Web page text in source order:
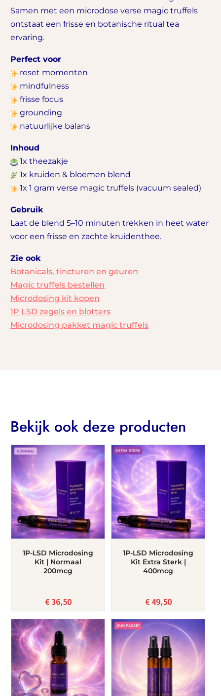
Samen met een microdose verse magic truffels
ontstaat een frisse en botanische ritual tea
ervaring.
Perfect voor
reset momenten
mindfulness
frisse focus
grounding
natuurlijke balans
Inhoud
1x theezakje
1x kruiden & bloemen blend
1x 1 gram verse magic truffels (vacuum sealed)
Gebruik
Laat de blend 5–10 minuten trekken in heet water
voor een frisse en zachte kruidenthee.
Zie ook
Botanicals, tincturen en geuren
Magic truffels bestellen
Microdosing kit kopen
1P LSD zegels en blotters
Microdosing pakket magic truffels
Bekijk ook deze producten
1P-LSD Microdosing
Kit | Normaal
200mcg
€36,50
1P-LSD Microdosing
Kit Extra Sterk |
400mcg
€49,50